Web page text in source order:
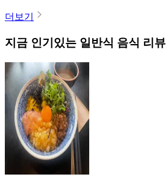
더보기
지금 인기있는 일반식 음식 리뷰